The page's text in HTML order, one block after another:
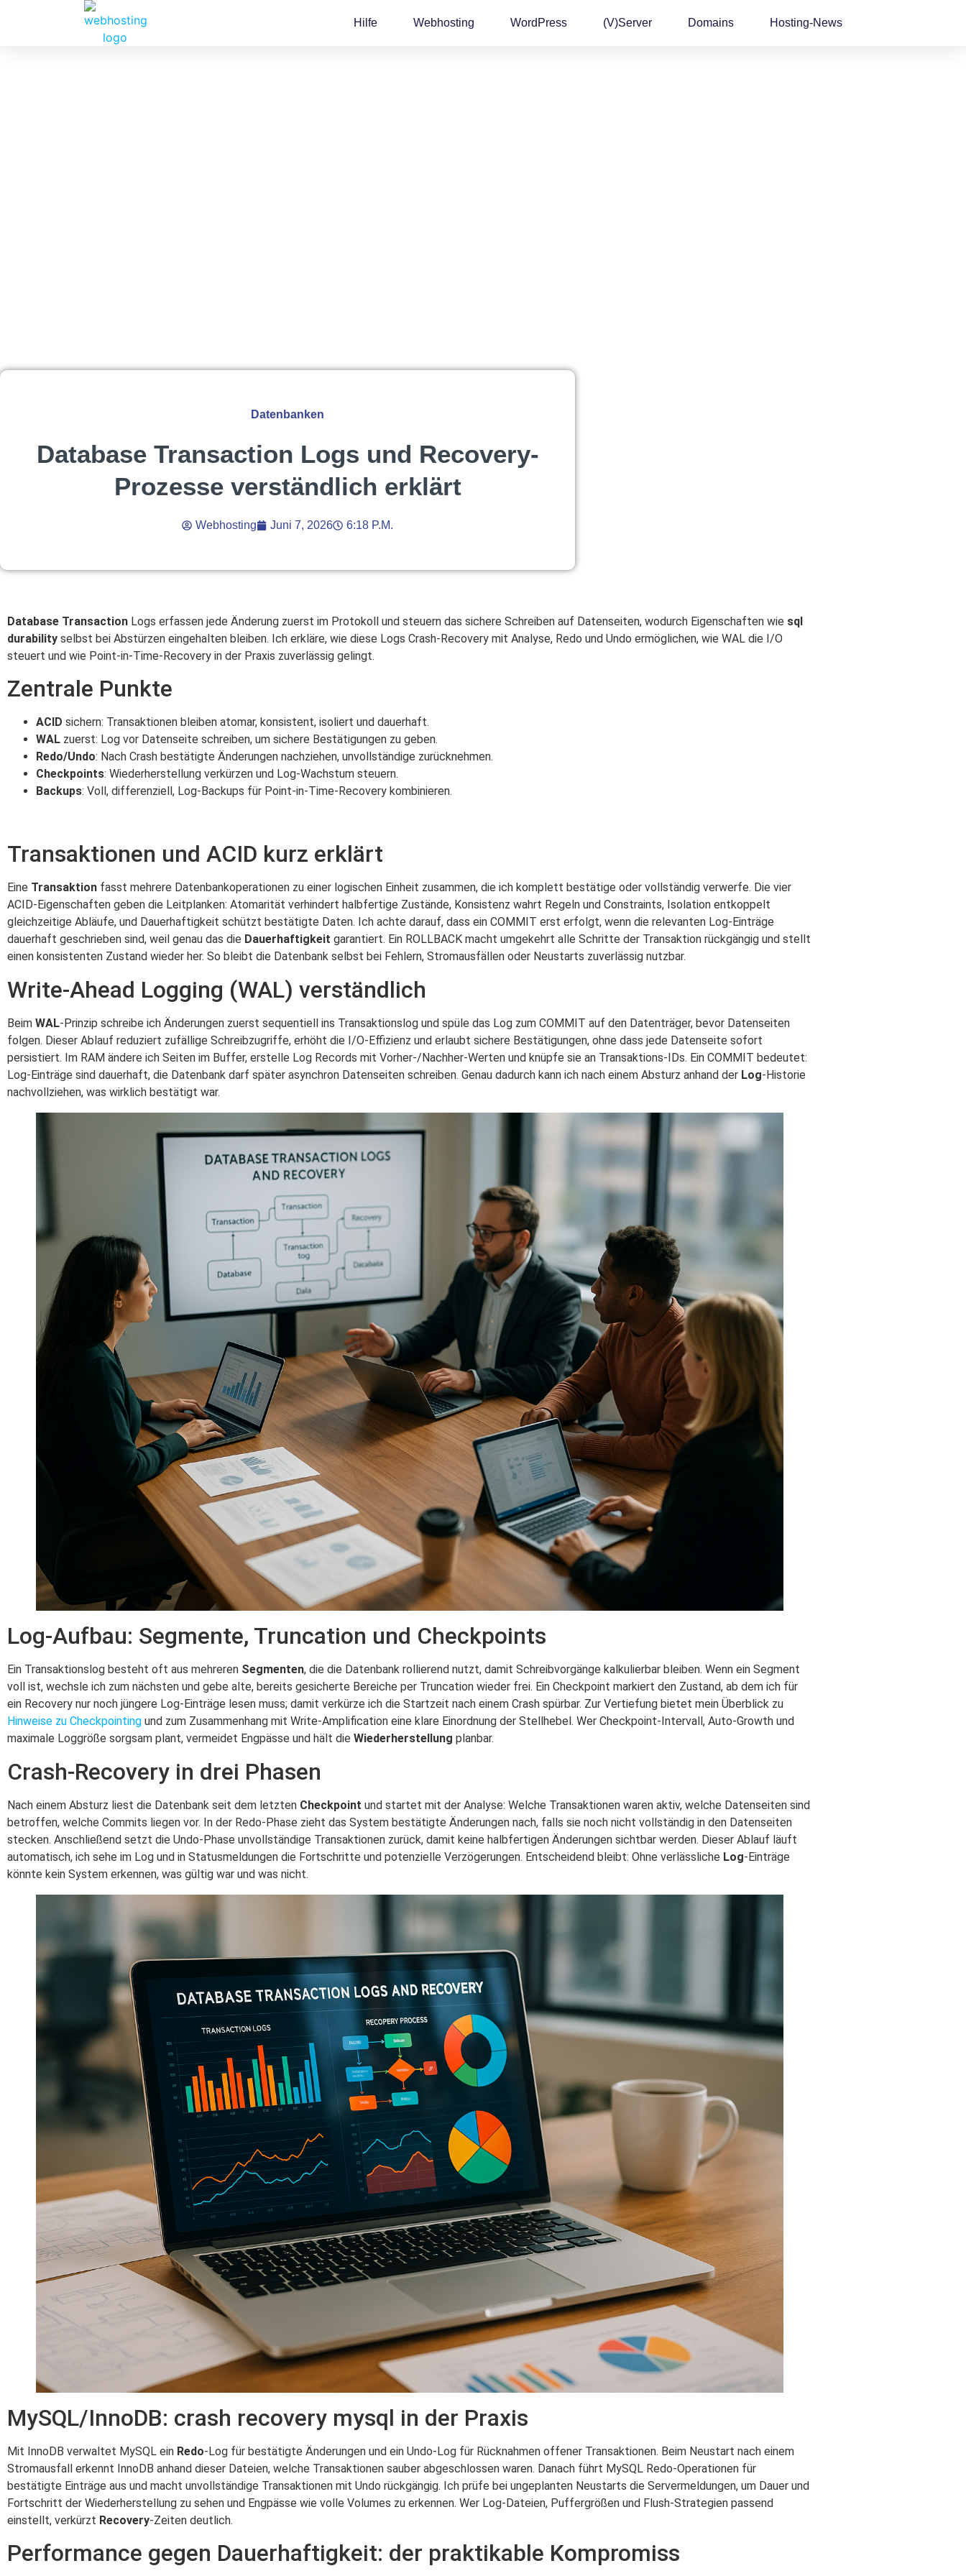
Hilfe Webhosting WordPress (v)Server Domains Hosting-News
Datenbanken
Database Transaction Logs und Recovery-
Prozesse verständlich erklärt
Webhosting Juni 7, 2026 6:18 P.m.
Database Transaction Logs erfassen jede Änderung zuerst im Protokoll und steuern das sichere Schreiben auf Datenseiten, wodurch Eigenschaften wie sql
durability selbst bei Abstürzen eingehalten bleiben. Ich erkläre, wie diese Logs Crash-Recovery mit Analyse, Redo und Undo ermöglichen, wie WAL die I/O
steuert und wie Point‑in‑Time‑Recovery in der Praxis zuverlässig gelingt.
Zentrale Punkte
ACID sichern: Transaktionen bleiben atomar, konsistent, isoliert und dauerhaft.
WAL zuerst: Log vor Datenseite schreiben, um sichere Bestätigungen zu geben.
Redo/Undo: Nach Crash bestätigte Änderungen nachziehen, unvollständige zurücknehmen.
Checkpoints: Wiederherstellung verkürzen und Log-Wachstum steuern.
Backups: Voll, differenziell, Log-Backups für Point‑in‑Time‑Recovery kombinieren.
Transaktionen und ACID kurz erklärt
Eine Transaktion fasst mehrere Datenbankoperationen zu einer logischen Einheit zusammen, die ich komplett bestätige oder vollständig verwerfe. Die vier
ACID-Eigenschaften geben die Leitplanken: Atomarität verhindert halbfertige Zustände, Konsistenz wahrt Regeln und Constraints, Isolation entkoppelt
gleichzeitige Abläufe, und Dauerhaftigkeit schützt bestätigte Daten. Ich achte darauf, dass ein COMMIT erst erfolgt, wenn die relevanten Log-Einträge
dauerhaft geschrieben sind, weil genau das die Dauerhaftigkeit garantiert. Ein ROLLBACK macht umgekehrt alle Schritte der Transaktion rückgängig und stellt
einen konsistenten Zustand wieder her. So bleibt die Datenbank selbst bei Fehlern, Stromausfällen oder Neustarts zuverlässig nutzbar.
Write-Ahead Logging (WAL) verständlich
Beim WAL-Prinzip schreibe ich Änderungen zuerst sequentiell ins Transaktionslog und spüle das Log zum COMMIT auf den Datenträger, bevor Datenseiten
folgen. Dieser Ablauf reduziert zufällige Schreibzugriffe, erhöht die I/O-Effizienz und erlaubt sichere Bestätigungen, ohne dass jede Datenseite sofort
persistiert. Im RAM ändere ich Seiten im Buffer, erstelle Log Records mit Vorher-/Nachher-Werten und knüpfe sie an Transaktions-IDs. Ein COMMIT bedeutet:
Log-Einträge sind dauerhaft, die Datenbank darf später asynchron Datenseiten schreiben. Genau dadurch kann ich nach einem Absturz anhand der Log-Historie
nachvollziehen, was wirklich bestätigt war.
Log-Aufbau: Segmente, Truncation und Checkpoints
Ein Transaktionslog besteht oft aus mehreren Segmenten, die die Datenbank rollierend nutzt, damit Schreibvorgänge kalkulierbar bleiben. Wenn ein Segment
voll ist, wechsle ich zum nächsten und gebe alte, bereits gesicherte Bereiche per Truncation wieder frei. Ein Checkpoint markiert den Zustand, ab dem ich für
ein Recovery nur noch jüngere Log-Einträge lesen muss; damit verkürze ich die Startzeit nach einem Crash spürbar. Zur Vertiefung bietet mein Überblick zu
Hinweise zu Checkpointing und zum Zusammenhang mit Write-Amplification eine klare Einordnung der Stellhebel. Wer Checkpoint-Intervall, Auto-Growth und
maximale Loggröße sorgsam plant, vermeidet Engpässe und hält die Wiederherstellung planbar.
Crash-Recovery in drei Phasen
Nach einem Absturz liest die Datenbank seit dem letzten Checkpoint und startet mit der Analyse: Welche Transaktionen waren aktiv, welche Datenseiten sind
betroffen, welche Commits liegen vor. In der Redo-Phase zieht das System bestätigte Änderungen nach, falls sie noch nicht vollständig in den Datenseiten
stecken. Anschließend setzt die Undo-Phase unvollständige Transaktionen zurück, damit keine halbfertigen Änderungen sichtbar werden. Dieser Ablauf läuft
automatisch, ich sehe im Log und in Statusmeldungen die Fortschritte und potenzielle Verzögerungen. Entscheidend bleibt: Ohne verlässliche Log-Einträge
könnte kein System erkennen, was gültig war und was nicht.
MySQL/InnoDB: crash recovery mysql in der Praxis
Mit InnoDB verwaltet MySQL ein Redo-Log für bestätigte Änderungen und ein Undo-Log für Rücknahmen offener Transaktionen. Beim Neustart nach einem
Stromausfall erkennt InnoDB anhand dieser Dateien, welche Transaktionen sauber abgeschlossen waren. Danach führt MySQL Redo-Operationen für
bestätigte Einträge aus und macht unvollständige Transaktionen mit Undo rückgängig. Ich prüfe bei ungeplanten Neustarts die Servermeldungen, um Dauer und
Fortschritt der Wiederherstellung zu sehen und Engpässe wie volle Volumes zu erkennen. Wer Log-Dateien, Puffergrößen und Flush-Strategien passend
einstellt, verkürzt Recovery-Zeiten deutlich.
Performance gegen Dauerhaftigkeit: der praktikable Kompromiss